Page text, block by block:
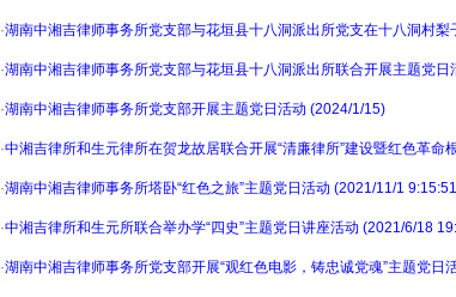
·湖南中湘吉律师事务所党支部与花垣县十八洞派出所党支在十八洞村
·湖南中湘吉律师事务所党支部与花垣县十八洞派出所联合开展主题党
·湖南中湘吉律师事务所党支部开展主题党日活动 (2024/1/15)
·中湘吉律所和生元律所在贺龙故居联合开展“清廉律所”建设暨红色革
·湖南中湘吉律师事务所塔卧“红色之旅”主题党日活动 (2021/11/1
·中湘吉律所和生元所联合举办学“四史”主题党日讲座活动 (2021/6/18
·湖南中湘吉律师事务所党支部开展“观红色电影，铸忠诚党魂”主题党日